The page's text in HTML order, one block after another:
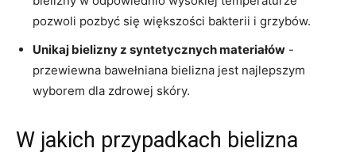
pozwoli pozbyć się większości bakterii ⁣i grzybów.
Unikaj bielizny z ​syntetycznych materiałów ‍-
przewiewna bawełniana bielizna⁤ jest najlepszym
wyborem dla zdrowej skóry.
W jakich przypadkach ⁣bielizna